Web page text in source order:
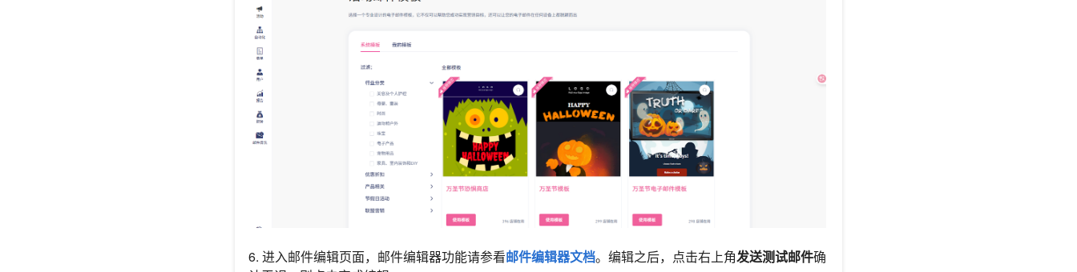
6. 进入邮件编辑页面，邮件编辑器功能请参看邮件编辑器文档。编辑之后，点击右上角发送测试邮件确